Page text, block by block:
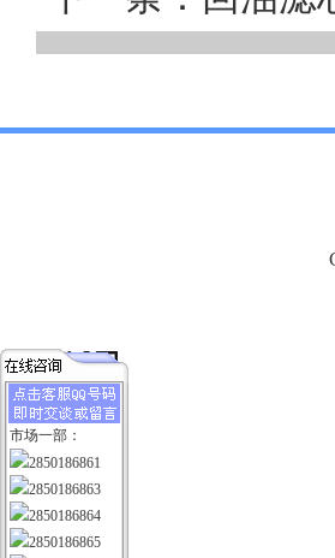
市场一部：
2850186861
2850186863
2850186864
2850186865